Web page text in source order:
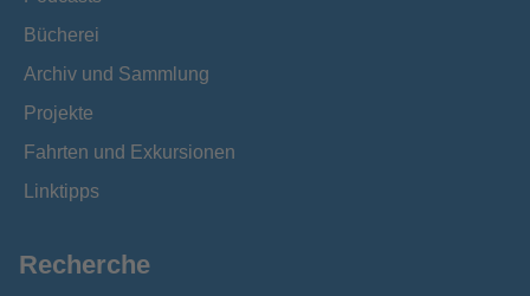
Bücherei
Archiv und Sammlung
Projekte
Fahrten und Exkursionen
Linktipps
Recherche